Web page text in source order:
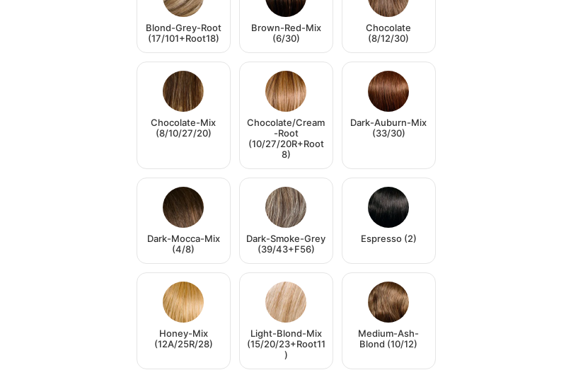
Blond-Grey-Root
(17/101+Root18)
Brown-Red-Mix
(6/30)
Chocolate
(8/12/30)
Chocolate-Mix
(8/10/27/20)
Chocolate/Cream
-Root
(10/27/20R+Root
8)
Dark-Auburn-Mix
(33/30)
Dark-Mocca-Mix
(4/8)
Dark-Smoke-Grey
(39/43+F56)
Espresso (2)
Honey-Mix
(12A/25R/28)
Light-Blond-Mix
(15/20/23+Root11
)
Medium-Ash-
Blond (10/12)